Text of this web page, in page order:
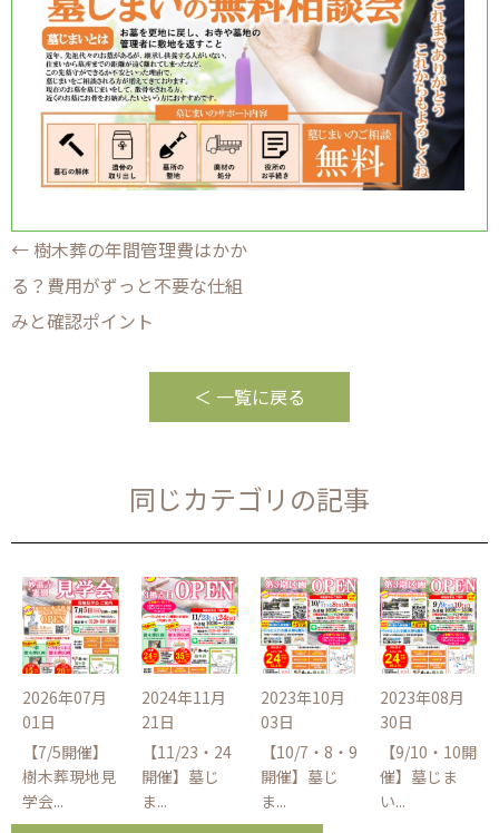
投
稿
シ
ョ
ン
← 樹木葬の年間管理費はかか
る？費用がずっと不要な仕組
みと確認ポイント
＜ 一覧に戻る
同じカテゴリの記事
2026年07月
01日
【7/5開催】
樹木葬現地見
学会...
2024年11月
21日
【11/23・24
開催】墓じ
ま...
2023年10月
03日
【10/7・8・9
開催】墓じ
ま...
2023年08月
30日
【9/10・10開
催】墓じま
い...